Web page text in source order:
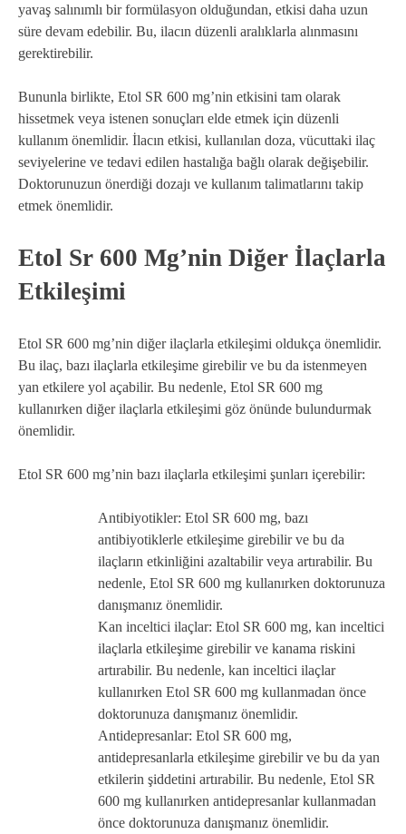
yavaş salınımlı bir formülasyon olduğundan, etkisi daha uzun
süre devam edebilir. Bu, ilacın düzenli aralıklarla alınmasını
gerektirebilir.
Bununla birlikte, Etol SR 600 mg’nin etkisini tam olarak
hissetmek veya istenen sonuçları elde etmek için düzenli
kullanım önemlidir. İlacın etkisi, kullanılan doza, vücuttaki ilaç
seviyelerine ve tedavi edilen hastalığa bağlı olarak değişebilir.
Doktorunuzun önerdiği dozajı ve kullanım talimatlarını takip
etmek önemlidir.
Etol Sr 600 Mg’nin Diğer İlaçlarla
Etkileşimi
Etol SR 600 mg’nin diğer ilaçlarla etkileşimi oldukça önemlidir.
Bu ilaç, bazı ilaçlarla etkileşime girebilir ve bu da istenmeyen
yan etkilere yol açabilir. Bu nedenle, Etol SR 600 mg
kullanırken diğer ilaçlarla etkileşimi göz önünde bulundurmak
önemlidir.
Etol SR 600 mg’nin bazı ilaçlarla etkileşimi şunları içerebilir:
Antibiyotikler: Etol SR 600 mg, bazı
antibiyotiklerle etkileşime girebilir ve bu da
ilaçların etkinliğini azaltabilir veya artırabilir. Bu
nedenle, Etol SR 600 mg kullanırken doktorunuza
danışmanız önemlidir.
Kan inceltici ilaçlar: Etol SR 600 mg, kan inceltici
ilaçlarla etkileşime girebilir ve kanama riskini
artırabilir. Bu nedenle, kan inceltici ilaçlar
kullanırken Etol SR 600 mg kullanmadan önce
doktorunuza danışmanız önemlidir.
Antidepresanlar: Etol SR 600 mg,
antidepresanlarla etkileşime girebilir ve bu da yan
etkilerin şiddetini artırabilir. Bu nedenle, Etol SR
600 mg kullanırken antidepresanlar kullanmadan
önce doktorunuza danışmanız önemlidir.